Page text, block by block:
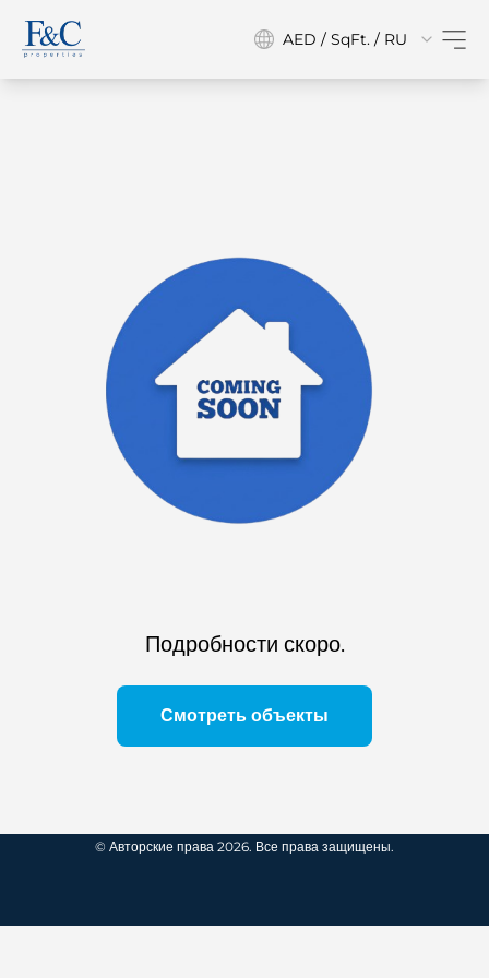
AED / SqFt. / RU
Подробности скоро.
Смотреть объекты
© Авторские права 2026. Все права защищены.